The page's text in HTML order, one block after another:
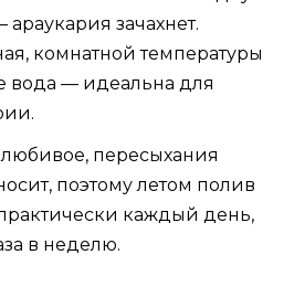
зачахнет.
комнатной температуры
вода — идеальна для
пересыхания
поэтому летом полив
каждый день,
в неделю.